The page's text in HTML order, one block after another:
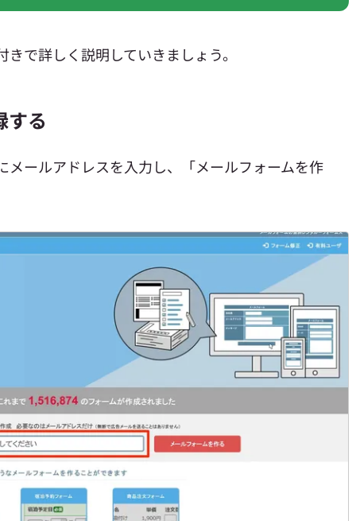
で詳しく説明していきましょう。
る
ールアドレスを入力し、「メールフォームを作